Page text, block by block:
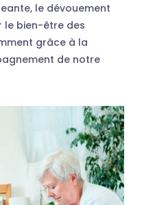
le dévouement
le bien-être des
grâce à la
de notre